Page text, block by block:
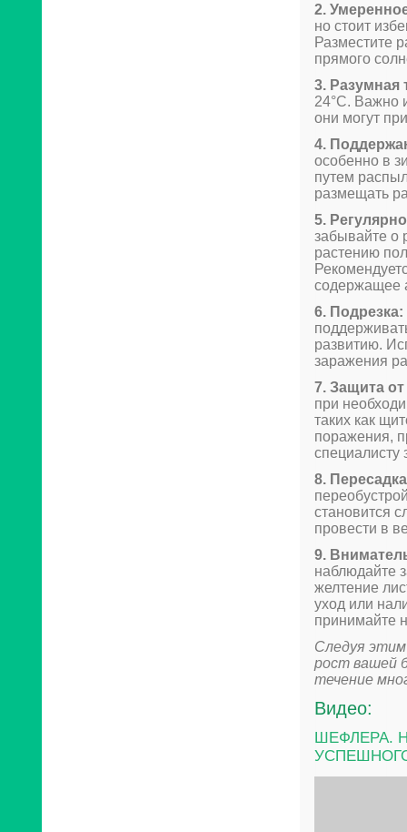
2.
но стоит
Разместите
прямого
3. Разумная
24°С. Важно
они могут
4.
особенно в
путем
размещать
5.
забывайте о
растению
содержащее
6. Подрезка:
развитию.
заражения
7. Защита
при
таких как
поражения,
8.
становится
провести в
9.
наблюдайте
желтение
уход или
принимайте
Следуя
рост вашей
течение
Видео:
ШЕФЛЕРА.